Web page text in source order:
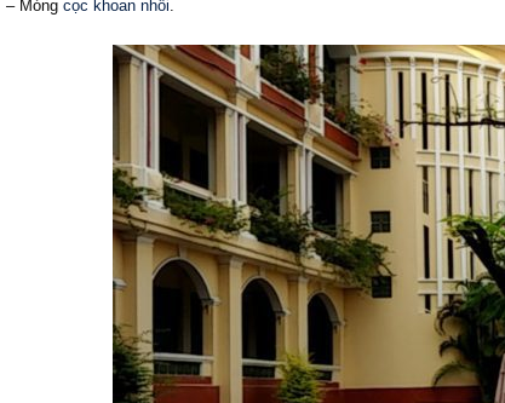
– Móng cọc khoan nhồi